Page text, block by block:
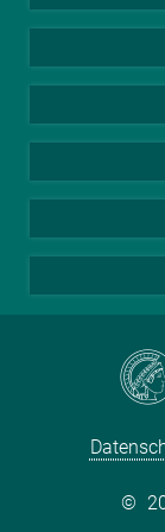
Biomolekulare
Kolloidchemie
Nachhaltige
©